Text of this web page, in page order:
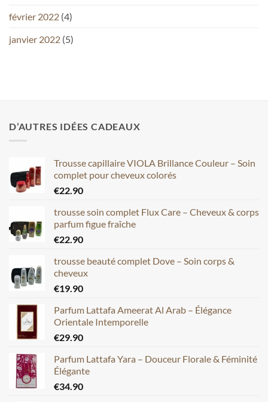
février 2022 (4)
janvier 2022 (5)
D’AUTRES IDÉES CADEAUX
Trousse capillaire VIOLA Brillance Couleur – Soin
complet pour cheveux colorés
€22.90
trousse soin complet Flux Care – Cheveux & corps
parfum figue fraîche
€22.90
trousse beauté complet Dove – Soin corps &
cheveux
€19.90
Parfum Lattafa Ameerat Al Arab – Élégance
Orientale Intemporelle
€29.90
Parfum Lattafa Yara – Douceur Florale & Féminité
Élégante
€34.90